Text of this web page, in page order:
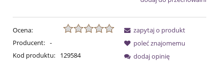
Ocena:
Producent: -
Kod produktu:
129584
zapytaj o produkt
poleć znajomemu
dodaj opinię